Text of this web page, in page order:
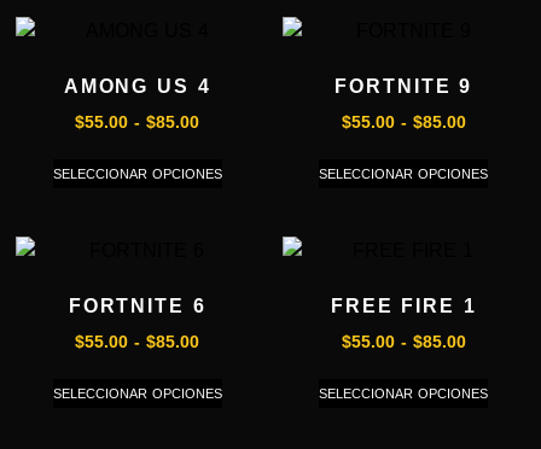
AMONG US 4
$55.00 - $85.00
SELECCIONAR OPCIONES
FORTNITE 9
$55.00 - $85.00
SELECCIONAR OPCIONES
FORTNITE 6
$55.00 - $85.00
SELECCIONAR OPCIONES
FREE FIRE 1
$55.00 - $85.00
SELECCIONAR OPCIONES